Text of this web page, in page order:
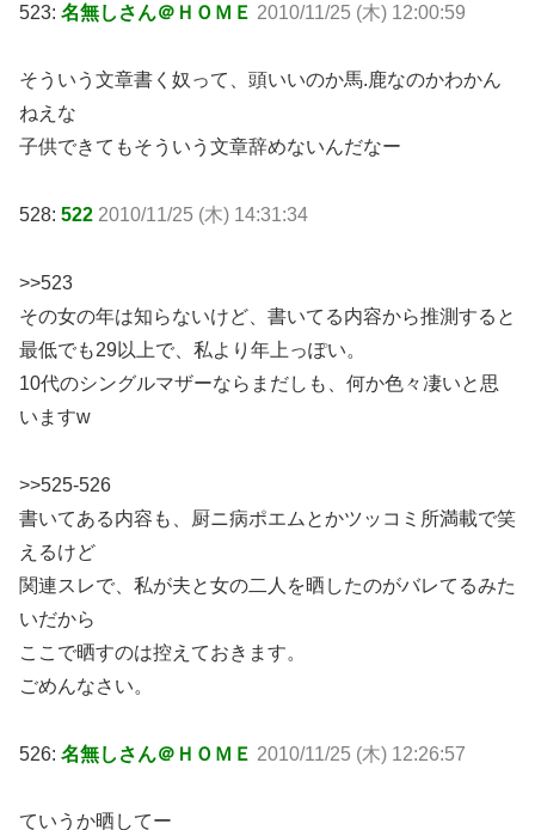
523: 名無しさん＠ＨＯＭＥ 2010/11/25 (木) 12:00:59
そういう文章書く奴って、頭いいのか馬.鹿なのかわかん
ねえな
子供できてもそういう文章辞めないんだなー
528: 522 2010/11/25 (木) 14:31:34
>>523
その女の年は知らないけど、書いてる内容から推測すると
最低でも29以上で、私より年上っぽい。
10代のシングルマザーならまだしも、何か色々凄いと思
いますw
>>525-526
書いてある内容も、厨ニ病ポエムとかツッコミ所満載で笑
えるけど
関連スレで、私が夫と女の二人を晒したのがバレてるみた
いだから
ここで晒すのは控えておきます。
ごめんなさい。
526: 名無しさん＠ＨＯＭＥ 2010/11/25 (木) 12:26:57
ていうか晒してー